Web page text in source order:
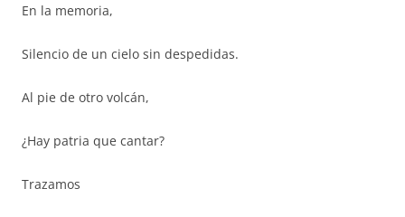
En la memoria,
Silencio de un cielo sin despedidas.
Al pie de otro volcán,
¿Hay patria que cantar?
Trazamos